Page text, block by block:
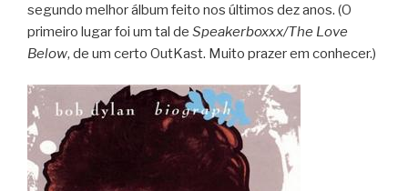
segundo melhor álbum feito nos últimos dez anos. (O
primeiro lugar foi um tal de Speakerboxxx/The Love
Below, de um certo OutKast. Muito prazer em conhecer.)